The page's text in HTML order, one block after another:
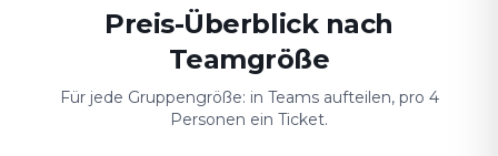
Preis-Überblick nach
Teamgröße
Für jede Gruppengröße: in Teams aufteilen, pro 4
Personen ein Ticket.